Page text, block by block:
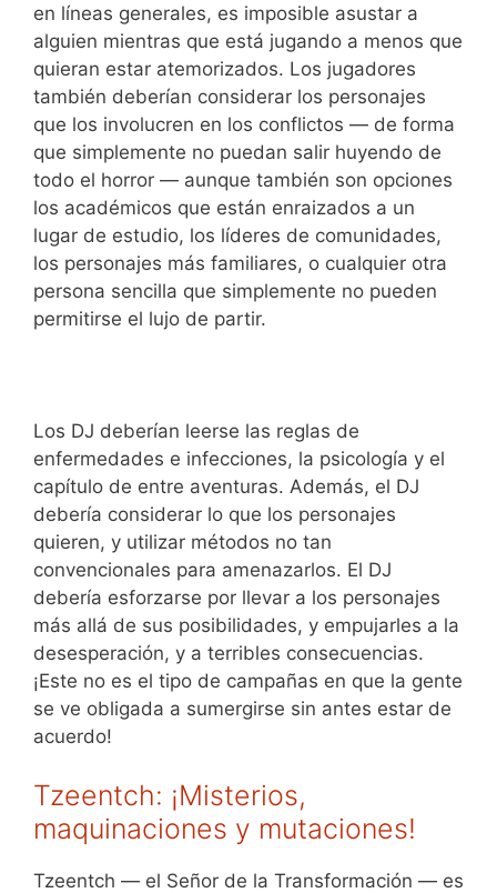
en líneas generales, es imposible asustar a
alguien mientras que está jugando a menos que
quieran estar atemorizados. Los jugadores
también deberían considerar los personajes
que los involucren en los conflictos — de forma
que simplemente no puedan salir huyendo de
todo el horror — aunque también son opciones
los académicos que están enraizados a un
lugar de estudio, los líderes de comunidades,
los personajes más familiares, o cualquier otra
persona sencilla que simplemente no pueden
permitirse el lujo de partir.
Los DJ deberían leerse las reglas de
enfermedades e infecciones, la psicología y el
capítulo de entre aventuras. Además, el DJ
debería considerar lo que los personajes
quieren, y utilizar métodos no tan
convencionales para amenazarlos. El DJ
debería esforzarse por llevar a los personajes
más allá de sus posibilidades, y empujarles a la
desesperación, y a terribles consecuencias.
¡Este no es el tipo de campañas en que la gente
se ve obligada a sumergirse sin antes estar de
acuerdo!
Tzeentch: ¡Misterios,
maquinaciones y mutaciones!
Tzeentch — el Señor de la Transformación — es